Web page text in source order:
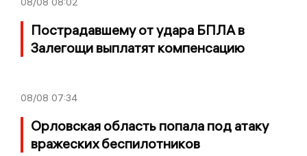
Пострадавшему от удара БПЛА в
Залегощи выплатят компенсацию
08/08 07:34
Орловская область попала под атаку
вражеских беспилотников